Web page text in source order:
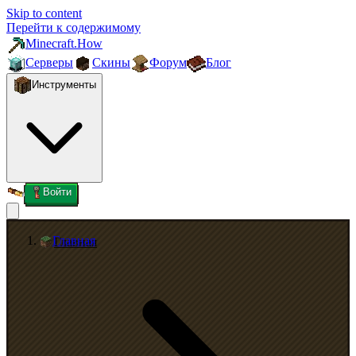
Skip to content
Перейти к содержимому
Minecraft.How
Серверы
Скины Форум Блог
Инструменты
Войти
Главная